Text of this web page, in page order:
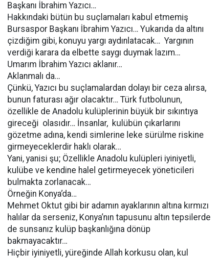
Başkanı İbrahim Yazıcı…
Hakkındaki bütün bu suçlamaları kabul etmemiş
Bursaspor Başkanı İbrahim Yazıcı… Yukarıda da altını
çizdiğim gibi, konuyu yargı aydınlatacak… Yargının
verdiği karara da elbette saygı duymak lazım…
Umarım İbrahim Yazıcı aklanır…
Aklanmalı da…
Çünkü, Yazıcı bu suçlamalardan dolayı bir ceza alırsa,
bunun faturası ağır olacaktır… Türk futbolunun,
özellikle de Anadolu kulüplerinin büyük bir sıkıntıya
gireceği olasıdır… İnsanlar, kulübün çıkarlarını
gözetme adına, kendi simlerine leke sürülme riskine
girmeyeceklerdir haklı olarak…
Yani, yanisi şu; Özellikle Anadolu kulüpleri iyiniyetli,
kulübe ve kendine halel getirmeyecek yöneticileri
bulmakta zorlanacak…
Örneğin Konya’da…
Mehmet Oktut gibi bir adamın ayaklarının altına kırmızı
halılar da serseniz, Konya’nın tapusunu altın tepsilerde
de sunsanız kulüp başkanlığına dönüp
bakmayacaktır…
Hiçbir iyiniyetli, yüreğinde Allah korkusu olan, kul